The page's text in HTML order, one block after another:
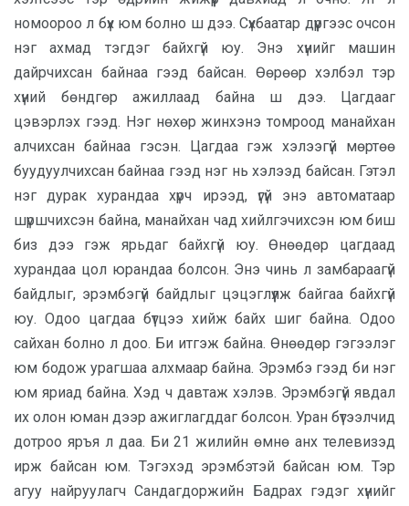
номоороо л бүх юм болно ш дээ. Сүхбаатар дүүргээс очсон
нэг ахмад тэгдэг байхгүй юу. Энэ хүнийг машин
дайрчихсан байнаа гээд байсан. Өөрөөр хэлбэл тэр
хүний бөндгөр ажиллаад байна ш дээ. Цагдааг
цэвэрлэх гээд. Нэг нөхөр жинхэнэ томроод манайхан
алчихсан байнаа гэсэн. Цагдаа гэж хэлээгүй мөртөө
буудуулчихсан байнаа гээд нэг нь хэлээд байсан. Гэтэл
нэг дурак хурандаа хүрч ирээд, үгүй энэ автоматаар
шүршчихсэн байна, манайхан чад хийлгэчихсэн юм биш
биз дээ гэж ярьдаг байхгүй юу. Өнөөдөр цагдаад
хурандаа цол юрандаа болсон. Энэ чинь л замбараагүй
байдлыг, эрэмбэгүй байдлыг цэцэглүүлж байгаа байхгүй
юу. Одоо цагдаа бүтцээ хийж байх шиг байна. Одоо
сайхан болно л доо. Би итгэж байна. Өнөөдөр гэгээлэг
юм бодож урагшаа алхмаар байна. Эрэмбэ гээд би нэг
юм яриад байна. Хэд ч давтаж хэлэв. Эрэмбэгүй явдал
их олон юман дээр ажиглагддаг болсон. Уран бүтээлчид
дотроо яръя л даа. Би 21 жилийн өмнө анх телевизэд
ирж байсан юм. Тэгэхэд эрэмбэтэй байсан юм. Тэр
агуу найруулагч Сандагдоржийн Бадрах гэдэг хүнийг